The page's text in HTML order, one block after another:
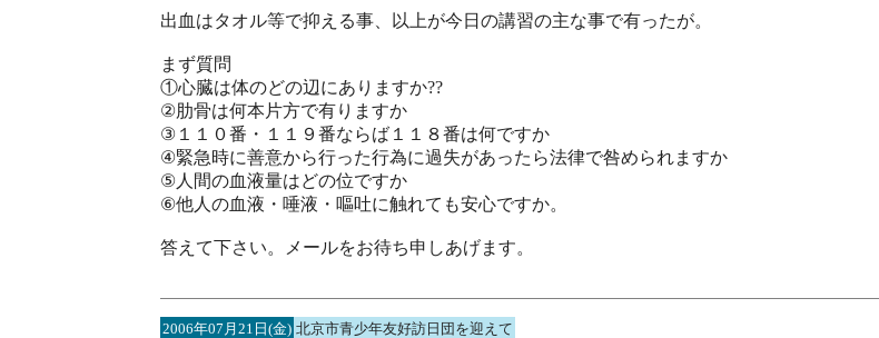
出血はタオル等で抑える事、以上が今日の講習の主な事で有ったが。
まず質問
①心臓は体のどの辺にありますか??
②肋骨は何本片方で有りますか
③１１０番・１１９番ならば１１８番は何ですか
④緊急時に善意から行った行為に過失があったら法律で咎められますか
⑤人間の血液量はどの位ですか
⑥他人の血液・唾液・嘔吐に触れても安心ですか。
答えて下さい。メールをお待ち申しあげます。
2006年07月21日(金) 北京市青少年友好訪日団を迎えて